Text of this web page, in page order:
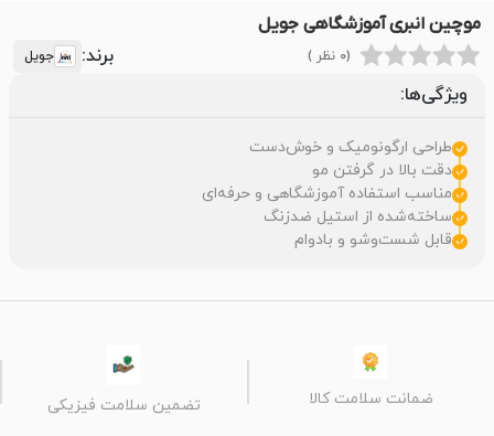
موچین انبری آموزشگاهی جویل
(0 نظر ) برند: جویل
ویژگی‌ها:
طراحی ارگونومیک و خوش‌دست
دقت بالا در گرفتن مو
مناسب استفاده آموزشگاهی و حرفه‌ای
ساخته‌شده از استیل ضدزنگ
قابل شست‌وشو و بادوام
ضمانت سلامت کالا تضمین سلامت فیزیکی